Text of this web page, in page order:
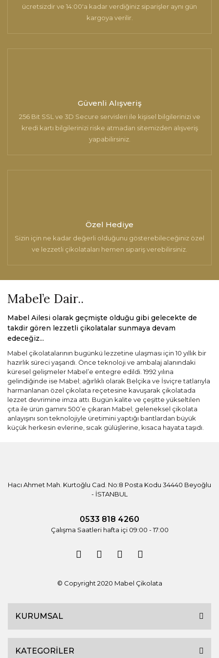
ücretsizdir ve 14:00'a kadar verdiğiniz siparişler aynı gün
kargoya verilir.
Güvenli Alışveriş
256 Bit SSL ve 3D Secure servisleri ile kişisel bilgilerinizi ve
kredi kartı bilgilerinizi riske atmadan sitemizden alışveriş
yapabilirsiniz.
Özel Hediye
Sizin için ne kadar değerli olduğunu gösterebileceğiniz özel
ve lezzetli çikolataları hemen sipariş verebilirsiniz.
Mabel’e Dair..
Mabel Ailesi olarak geçmişte olduğu gibi gelecekte de
takdir gören lezzetli çikolatalar sunmaya devam
edeceğiz...
Mabel çikolatalarının bugünkü lezzetine ulaşması için 10 yıllık bir
hazırlık süreci yaşandı. Önce teknoloji ve ambalaj alanındaki
küresel gelişmeler Mabel’e entegre edildi. 1992 yılına
gelindiğinde ise Mabel; ağırlıklı olarak Belçika ve İsviçre tatlarıyla
harmanlanan özel çikolata reçetesine kavuşarak çikolatada
lezzet devrimine imza attı. Bugün kalite ve çeşitte yükseltilen
çıta ile ürün gamını 500’e çıkaran Mabel; geleneksel çikolata
anlayışını son teknolojiyle üretimini yaptığı bantlardan büyük
küçük herkesin evlerine, sıcak gülüşlerine, kısaca hayata taşıdı.
Hacı Ahmet Mah. Kurtoğlu Cad. No:8 Posta Kodu 34440 Beyoğlu
- İSTANBUL
0533 818 4260
Çalışma Saatleri hafta içi 09:00 - 17:00
© Copyright 2020 Mabel Çikolata
KURUMSAL
KATEGORİLER